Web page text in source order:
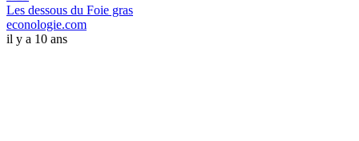
Les dessous du Foie gras
econologie.com
il y a 10 ans